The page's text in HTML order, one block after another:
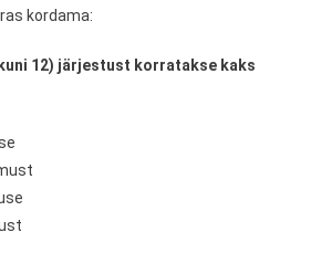
kordama:
12) järjestust korratakse kaks